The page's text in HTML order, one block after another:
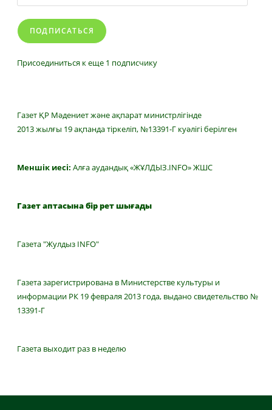
адрес
ПОДПИСАТЬСЯ
Присоединиться к еще 1 подписчику
Газет ҚР Мәдениет және ақпарат министрлігінде
2013 жылғы 19 ақпанда тіркеліп, №13391-Г куәлігі берілген
Меншік иесі: Алға аудандық «ЖҰЛДЫЗ.INFO» ЖШС
Газет аптасына бір рет шығады
Газета "Жулдыз INFO"
Газета зарегистрирована в Министерстве культуры и
информации РК 19 февраля 2013 года, выдано свидетельство №
13391-Г
Газета выходит раз в неделю